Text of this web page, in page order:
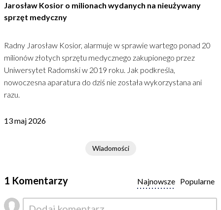
Jarosław Kosior o milionach wydanych na nieużywany
sprzęt medyczny
Radny Jarosław Kosior, alarmuje w sprawie wartego ponad 20
milionów złotych sprzętu medycznego zakupionego przez
Uniwersytet Radomski w 2019 roku. Jak podkreśla,
nowoczesna aparatura do dziś nie została wykorzystana ani
razu.
13 maj 2026
Wiadomości
1 Komentarzy Popularne
Najnowsze